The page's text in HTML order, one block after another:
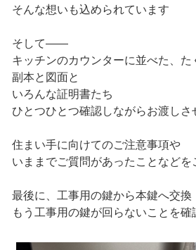
そんな想いも込められています
そして――
キッチンのカウンターに並べた、
副本と図面と
いろんな証明書たち
ひとつひとつ確認しながらお渡しさ
住まい手に向けてのご注意事項や
いままでご質問があったことなどを
最後に、工事用の鍵から本鍵へ交換
もう工事用の鍵が回らないことを確